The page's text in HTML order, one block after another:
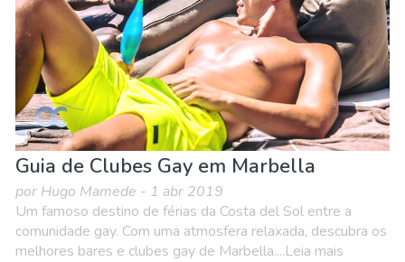
Guia de Clubes Gay em Marbella
por Hugo Mamede - 1 abr 2019
Um famoso destino de férias da Costa del Sol entre a
comunidade gay. Com uma atmosfera relaxada, descubra os
melhores bares e clubes gay de Marbella....Leia mais